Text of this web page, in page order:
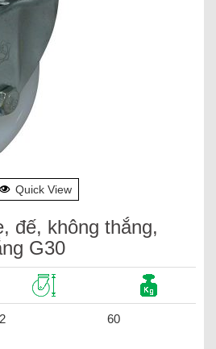
Quick View
đế, không thắng,
G30
60